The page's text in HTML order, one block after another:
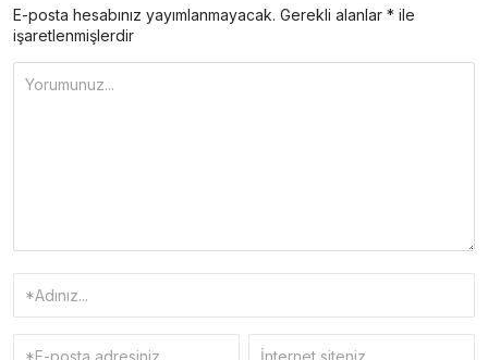
E-posta hesabınız yayımlanmayacak. Gerekli alanlar * ile
işaretlenmişlerdir